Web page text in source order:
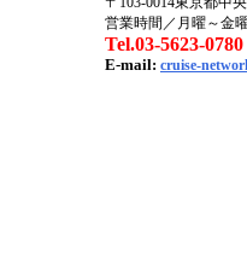
営業時間／月曜～金
Tel.03-5623-0780
E-mail: cruise-